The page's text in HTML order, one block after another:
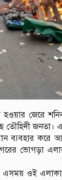
জেরে
তৌহিদী
ব্যবহার
ভোগড়া
ওই এলাকায়